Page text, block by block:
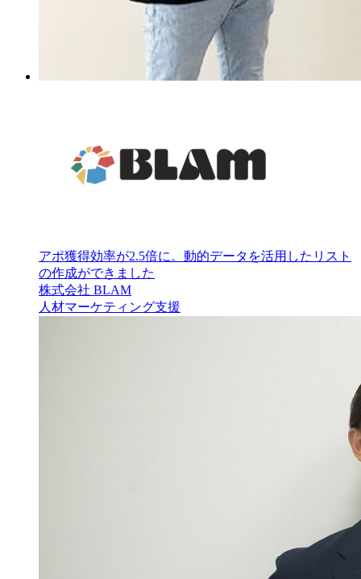
アポ獲得効率が2.5倍に。動的データを活用したリスト
の作成ができました
株式会社 BLAM
人材マーケティング支援